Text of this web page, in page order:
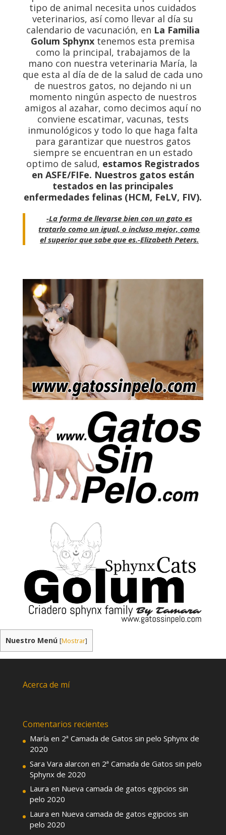
tipo de animal necesita unos cuidados
veterinarios, así como llevar al día su
calendario de vacunación, en La Familia
Golum Sphynx tenemos esta premisa
como la principal, trabajamos de la
mano con nuestra veterinaria María, la
que esta al día de de la salud de cada uno
de nuestros gatos, no dejando ni un
momento ningún aspecto de nuestros
amigos al azahar, como decimos aquí no
conviene escatimar, vacunas, tests
inmunológicos y todo lo que haga falta
para garantizar que nuestros gatos
siempre se encuentran en un estado
optimo de salud, estamos Registrados
en ASFE/FIFe. Nuestros gatos están
testados en las principales
enfermedades felinas (HCM, FeLV, FIV).
-La forma de llevarse bien con un gato es
tratarlo como un igual, o incluso mejor, como
el superior que sabe que es.-Elizabeth Peters.
Nuestro Menú [Mostrar]
Acerca de mí
Comentarios recientes
María en 2ª Camada de Gatos sin pelo Sphynx de
2020
Sara Vara alarcon en 2ª Camada de Gatos sin pelo
Sphynx de 2020
Laura en Nueva camada de gatos egipcios sin
pelo 2020
Laura en Nueva camada de gatos egipcios sin
pelo 2020